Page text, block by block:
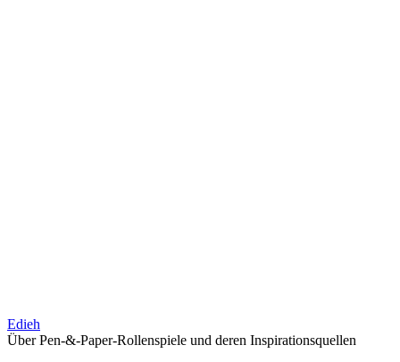
Edieh
Über Pen-&-Paper-Rollenspiele und deren Inspirationsquellen